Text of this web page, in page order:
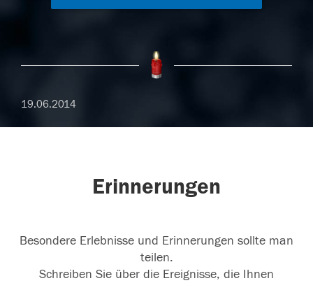
19.06.2014
Erinnerungen
Besondere Erlebnisse und Erinnerungen sollte man
teilen.
Schreiben Sie über die Ereignisse, die Ihnen